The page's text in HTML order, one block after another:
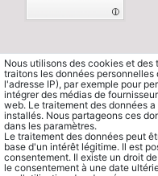
Nous utilisons des cookies et
traitons les données
l'adresse IP), par exemple pour
intégrer des médias de
web. Le traitement des données
installés. Nous partageons ces
dans les paramètres.
Le traitement des données peut
base d'un intérêt légitime. Il est
consentement. Il existe un droit
le consentement à une date